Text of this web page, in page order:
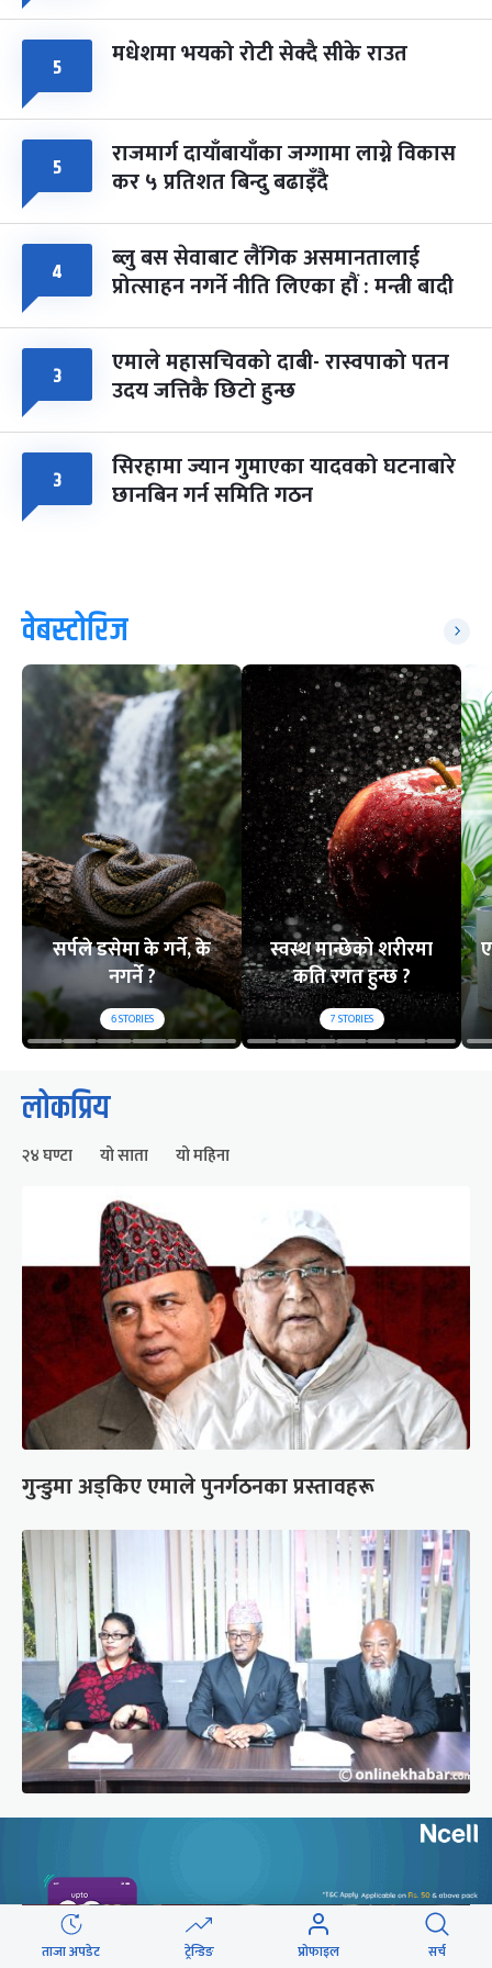
५ मधेशमा भयको रोटी सेक्दै सीके राउत
५ राजमार्ग दायाँबायाँका जग्गामा लाग्ने विकास
कर ५ प्रतिशत बिन्दु बढाइँदै
४ ब्लु बस सेवाबाट लैंगिक असमानतालाई
प्रोत्साहन नगर्ने नीति लिएका हौं : मन्त्री बादी
३ एमाले महासचिवको दाबी- रास्वपाको पतन
उदय जत्तिकै छिटो हुन्छ
३ सिरहामा ज्यान गुमाएका यादवको घटनाबारे
छानबिन गर्न समिति गठन
वेबस्टोरिज
सर्पले डसेमा के गर्ने, के
नगर्ने ?
6STORIES
स्वस्थ मान्छेको शरीरमा
कति रगत हुन्छ ?
7STORIES
लोकप्रिय
२४ घण्टा यो साता यो महिना
गुन्डुमा अड्किए एमाले पुनर्गठनका प्रस्तावहरू
ताजा अपडेट ट्रेन्डिङ प्रोफाइल सर्च